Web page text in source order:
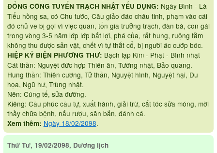
ĐỔNG CÔNG TUYỂN TRẠCH NHẬT YẾU DỤNG: Ngày Bình - Là
Tiểu hồng sa, có Chu tước, Câu giảo đáo châu tinh, phạm vào cái
đó chủ về bị gọi vì việc quan, tổn gia trưởng trạch, đàn bà, con gái
trong vòng 3-5 năm lớp lớp bất lợi, phá của, rất hung, ruộng tằm
không thu được sản vật, chết vì tự thắt cổ, bị người ác cướp bóc.
HIỆP KỶ BIỆN PHƯƠNG THƯ: Bạch lạp Kim - Phạt - Bình nhật
Cát thần: Nguyệt đức hợp Thiên ân, Tướng nhật, Bảo quang.
Hung thần: Thiên cương, Tử thần, Nguyệt hình, Nguyệt hại, Du
họa, Ngũ hư, Trùng nhật.
Nên: Cúng tế, sửa đường.
Kiêng: Cầu phúc cầu tự, xuất hành, giải trừ, cắt tóc sửa móng, mời
thầy chữa bệnh, nấu rượu, săn bắn, đánh cá.
Xem thêm: Ngày 18/02/2098.
Thứ Tư, 19/02/2098, Dương lịch